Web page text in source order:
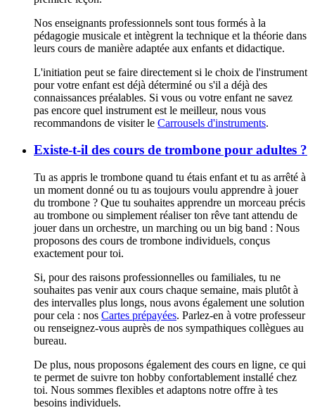
Nos enseignants professionnels sont tous formés à la
pédagogie musicale et intègrent la technique et la théorie dans
leurs cours de manière adaptée aux enfants et didactique.
L'initiation peut se faire directement si le choix de l'instrument
pour votre enfant est déjà déterminé ou s'il a déjà des
connaissances préalables. Si vous ou votre enfant ne savez
pas encore quel instrument est le meilleur, nous vous
recommandons de visiter le Carrousels d'instruments.
Existe-t-il des cours de trombone pour adultes ?
Tu as appris le trombone quand tu étais enfant et tu as arrêté à
un moment donné ou tu as toujours voulu apprendre à jouer
du trombone ? Que tu souhaites apprendre un morceau précis
au trombone ou simplement réaliser ton rêve tant attendu de
jouer dans un orchestre, un marching ou un big band : Nous
proposons des cours de trombone individuels, conçus
exactement pour toi.
Si, pour des raisons professionnelles ou familiales, tu ne
souhaites pas venir aux cours chaque semaine, mais plutôt à
des intervalles plus longs, nous avons également une solution
pour cela : nos Cartes prépayées. Parlez-en à votre professeur
ou renseignez-vous auprès de nos sympathiques collègues au
bureau.
De plus, nous proposons également des cours en ligne, ce qui
te permet de suivre ton hobby confortablement installé chez
toi. Nous sommes flexibles et adaptons notre offre à tes
besoins individuels.